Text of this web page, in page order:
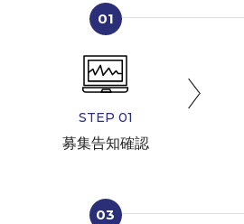
01
STEP 01
募集告知確認
03